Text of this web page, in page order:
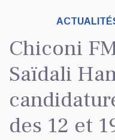
Chiconi
Saïdali
des 12 et